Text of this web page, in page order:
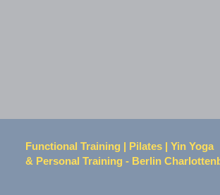
Functional Training | Pilates | Yin Yoga
& Personal Training - Berlin